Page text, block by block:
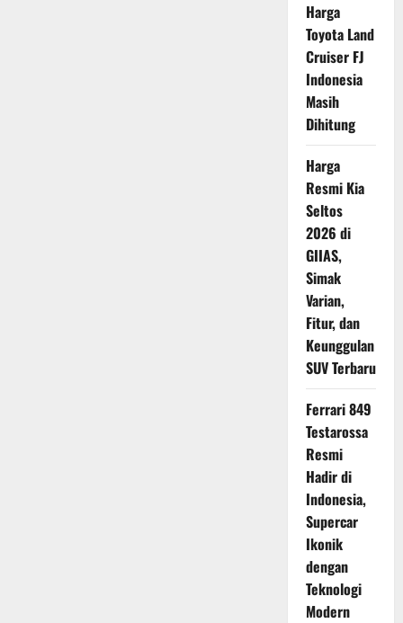
Harga
Toyota Land
Cruiser FJ
Indonesia
Masih
Dihitung
Harga
Resmi Kia
Seltos
2026 di
GIIAS,
Simak
Varian,
Fitur, dan
Keunggulan
SUV Terbaru
Ferrari 849
Testarossa
Resmi
Hadir di
Indonesia,
Supercar
Ikonik
dengan
Teknologi
Modern